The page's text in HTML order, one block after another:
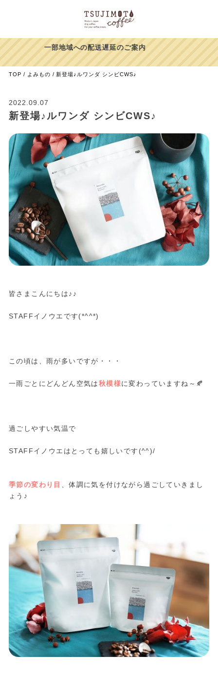
【39%OFF】ヨウソロー
TOP よみもの 新登場♪ルワンダ シンビCWS♪
2022.09.07
新登場♪ルワンダ シンビCWS♪
皆さまこんにちは♪♪
STAFFイノウエです(*^^*)
この頃は、雨が多いですが・・・
一雨ごとにどんどん空気は秋模様に変わっていますね～🍂
過ごしやすい気温で
STAFFイノウエはとっても嬉しいです(^^)/
季節の変わり目 、体調に気を付けながら過ごしていきまし
ょう♪